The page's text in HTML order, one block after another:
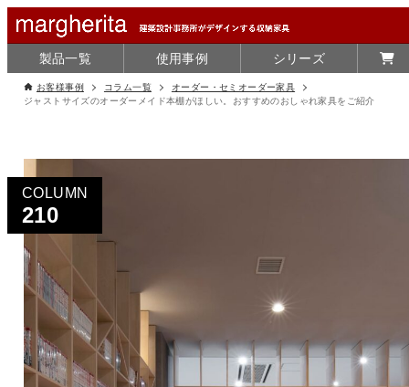
製品一覧 使用事例 シリーズ
お客様事例 コラム一覧
オーダー・セミオーダー家具
ジャストサイズのオーダーメイド本棚がほしい。おすすめのおしゃれ家具をご紹介
COLUMN
210